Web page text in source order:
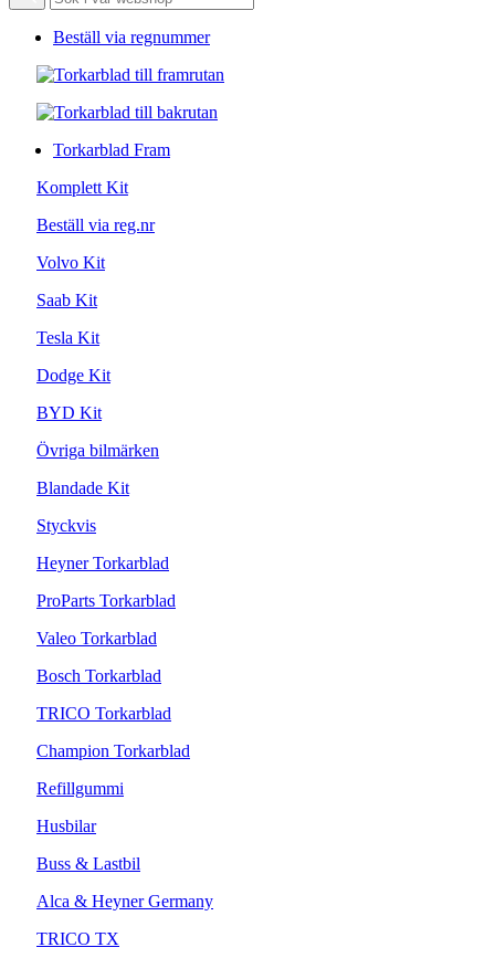
Beställ via regnummer
Torkarblad Fram
Komplett Kit
Beställ via reg.nr
Volvo Kit
Saab Kit
Tesla Kit
Dodge Kit
BYD Kit
Övriga bilmärken
Blandade Kit
Styckvis
Heyner Torkarblad
ProParts Torkarblad
Valeo Torkarblad
Bosch Torkarblad
TRICO Torkarblad
Champion Torkarblad
Refillgummi
Husbilar
Buss & Lastbil
Alca & Heyner Germany
TRICO TX